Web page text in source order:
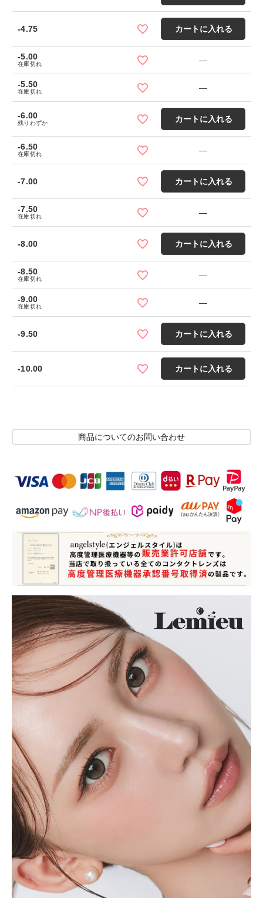
-4.75 カートに入れる
-5.00
在庫切れ —
-5.50
在庫切れ —
-6.00
残りわずか カートに入れる
-6.50
在庫切れ —
-7.00 カートに入れる
-7.50
在庫切れ —
-8.00 カートに入れる
-8.50
在庫切れ —
-9.00
在庫切れ —
-9.50 カートに入れる
-10.00 カートに入れる
商品についてのお問い合わせ